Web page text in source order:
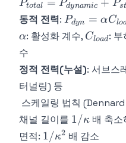
P_{dynamic}
+ P_{static}
Ptotal Pdynamic Pst
동적 전력: P_{dyn}
= \alpha
C_{load}
f
Pdyn = αClo
\alpha
α: 활성화 계수, Cload: 부
수
정적 전력(누설): 서브스
터널링) 등
스케일링 법칙
채널 길이를 1/\kappa
1/κ 배 축소
면적: 1/\kappa^2
1/κ2 배 감소